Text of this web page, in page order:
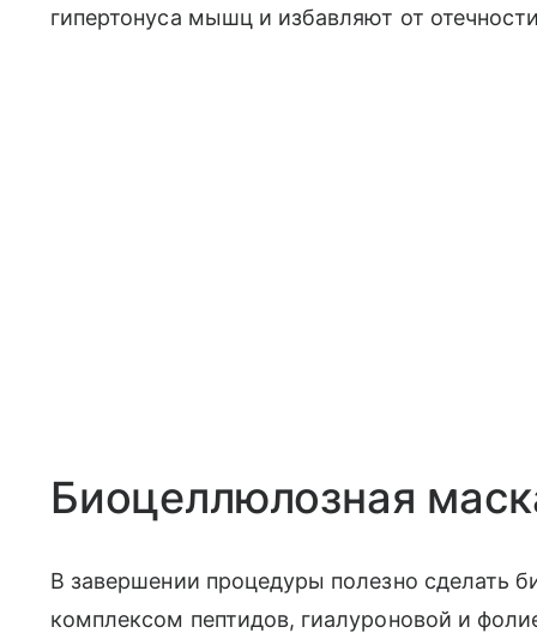
гипертонуса мышц и избавляют от
Биоцеллюлозная
В завершении процедуры полезно сделать
комплексом пептидов, гиалуроновой и